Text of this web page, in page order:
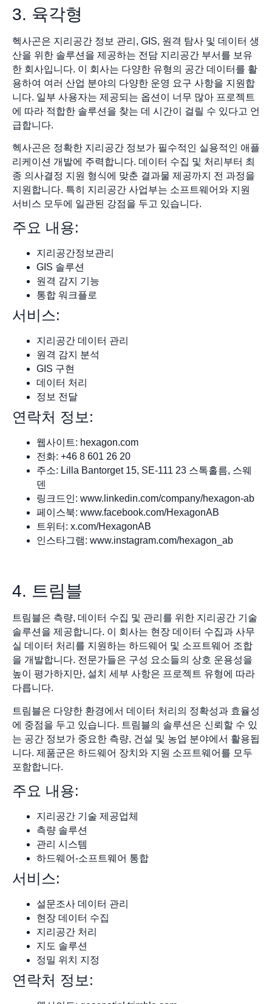
3. 육각형
헥사곤은 지리공간 정보 관리, GIS, 원격 탐사 및 데이터 생
산을 위한 솔루션을 제공하는 전담 지리공간 부서를 보유
한 회사입니다. 이 회사는 다양한 유형의 공간 데이터를 활
용하여 여러 산업 분야의 다양한 운영 요구 사항을 지원합
니다. 일부 사용자는 제공되는 옵션이 너무 많아 프로젝트
에 따라 적합한 솔루션을 찾는 데 시간이 걸릴 수 있다고 언
급합니다.
헥사곤은 정확한 지리공간 정보가 필수적인 실용적인 애플
리케이션 개발에 주력합니다. 데이터 수집 및 처리부터 최
종 의사결정 지원 형식에 맞춘 결과물 제공까지 전 과정을
지원합니다. 특히 지리공간 사업부는 소프트웨어와 지원
서비스 모두에 일관된 강점을 두고 있습니다.
주요 내용:
지리공간정보관리
GIS 솔루션
원격 감지 기능
통합 워크플로
서비스:
지리공간 데이터 관리
원격 감지 분석
GIS 구현
데이터 처리
정보 전달
연락처 정보:
웹사이트: hexagon.com
전화: +46 8 601 26 20
주소: Lilla Bantorget 15, SE-111 23 스톡홀름, 스웨
덴
링크드인: www.linkedin.com/company/hexagon-ab
페이스북: www.facebook.com/HexagonAB
트위터: x.com/HexagonAB
인스타그램: www.instagram.com/hexagon_ab
4. 트림블
트림블은 측량, 데이터 수집 및 관리를 위한 지리공간 기술
솔루션을 제공합니다. 이 회사는 현장 데이터 수집과 사무
실 데이터 처리를 지원하는 하드웨어 및 소프트웨어 조합
을 개발합니다. 전문가들은 구성 요소들의 상호 운용성을
높이 평가하지만, 설치 세부 사항은 프로젝트 유형에 따라
다릅니다.
트림블은 다양한 환경에서 데이터 처리의 정확성과 효율성
에 중점을 두고 있습니다. 트림블의 솔루션은 신뢰할 수 있
는 공간 정보가 중요한 측량, 건설 및 농업 분야에서 활용됩
니다. 제품군은 하드웨어 장치와 지원 소프트웨어를 모두
포함합니다.
주요 내용:
지리공간 기술 제공업체
측량 솔루션
관리 시스템
하드웨어-소프트웨어 통합
서비스:
설문조사 데이터 관리
현장 데이터 수집
지리공간 처리
지도 솔루션
정밀 위치 지정
연락처 정보: